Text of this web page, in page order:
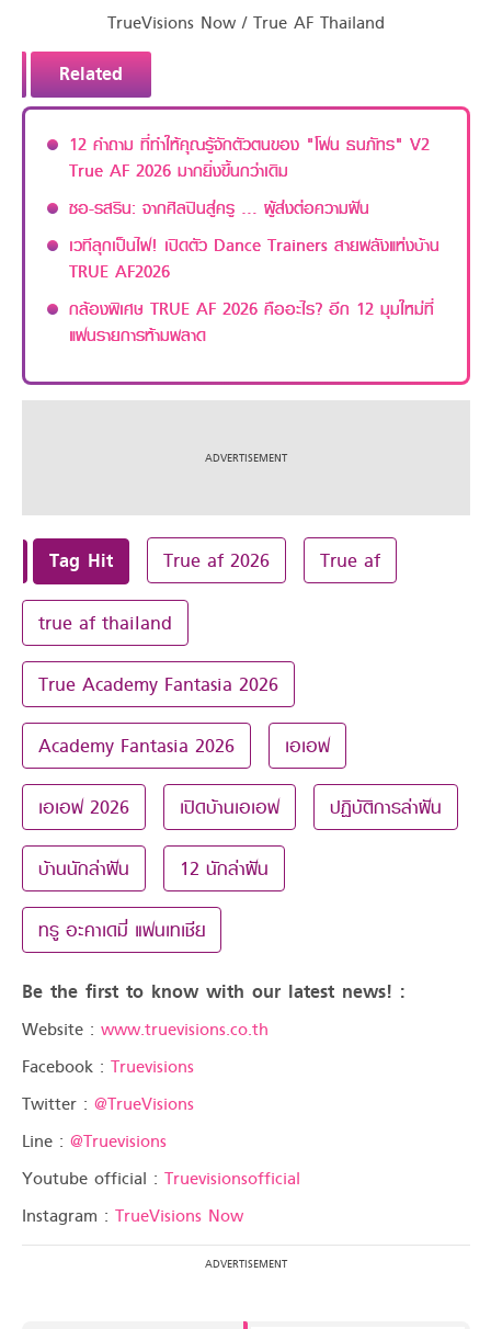
TrueVisions Now / True AF Thailand
Related
12 คำถาม ที่ทำให้คุณรู้จักตัวตนของ "โฟน ธนภัทร" V2
True AF 2026 มากยิ่งขึ้นกว่าเดิม
ซอ-รสริน: จากศิลปินสู่ครู … ผู้ส่งต่อความฝัน
เวทีลุกเป็นไฟ! เปิดตัว Dance Trainers สายพลังแห่งบ้าน
TRUE AF2026
กล้องพิเศษ TRUE AF 2026 คืออะไร? อีก 12 มุมใหม่ที่
แฟนรายการห้ามพลาด
Tag Hit True af 2026 True af
true af thailand
True Academy Fantasia 2026
Academy Fantasia 2026 เอเอฟ
เอเอฟ 2026 เปิดบ้านเอเอฟ ปฏิบัติการล่าฝัน
บ้านนักล่าฝัน 12 นักล่าฝัน
ทรู อะคาเดมี่ แฟนเทเชีย
Be the first to know with our latest news! :
Website : www.truevisions.co.th
Facebook : Truevisions
Twitter : @TrueVisions
Line : @Truevisions
Youtube official : Truevisionsofficial
Instagram : TrueVisions Now